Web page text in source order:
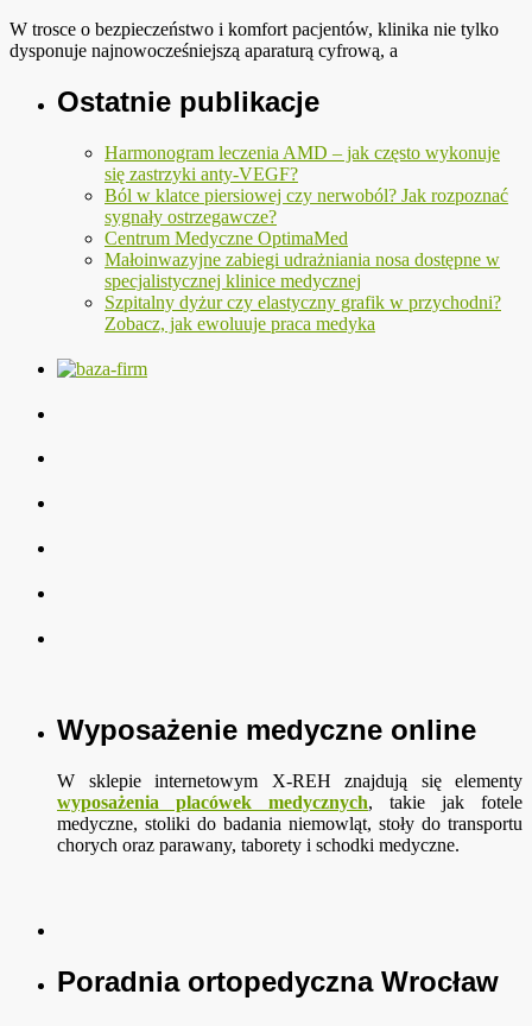
W trosce o bezpieczeństwo i komfort pacjentów, klinika nie tylko
dysponuje najnowocześniejszą aparaturą cyfrową, a
Ostatnie publikacje
Harmonogram leczenia AMD – jak często wykonuje
się zastrzyki anty-VEGF?
Ból w klatce piersiowej czy nerwoból? Jak rozpoznać
sygnały ostrzegawcze?
Centrum Medyczne OptimaMed
Małoinwazyjne zabiegi udrażniania nosa dostępne w
specjalistycznej klinice medycznej
Szpitalny dyżur czy elastyczny grafik w przychodni?
Zobacz, jak ewoluuje praca medyka
Wyposażenie medyczne online
W sklepie internetowym X-REH znajdują się elementy
wyposażenia placówek medycznych, takie jak fotele
medyczne, stoliki do badania niemowląt, stoły do transportu
chorych oraz parawany, taborety i schodki medyczne.
Poradnia ortopedyczna Wrocław